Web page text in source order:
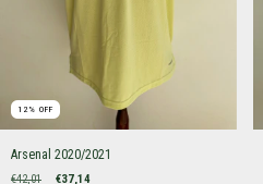
12 % OFF
Arsenal 2020/2021
€42,01 €37,14